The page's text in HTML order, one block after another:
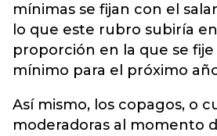
mínimas se fijan con el
lo que este rubro subiría
proporción en la que se
mínimo para el próximo
Así mismo, los copagos, o
moderadoras al momento